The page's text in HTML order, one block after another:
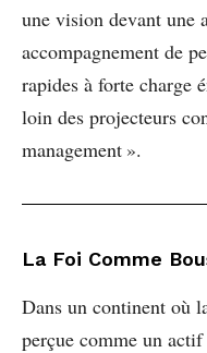
une vision devant une
accompagnement de
rapides à forte charge
loin des projecteurs
management ».
La Foi Comme
Dans un continent où
perçue comme un